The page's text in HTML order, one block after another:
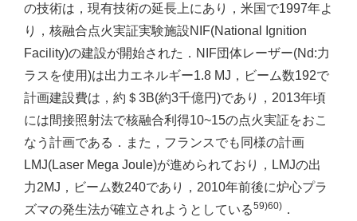
の技術は，現有技術の延長上にあり，米国で1997年よ
り，核融合点火実証実験施設NIF(National Ignition
Facility)の建設が開始された．NIF団体レーザー(Nd:力
ラスを使用)は出力エネルギー1.8 MJ，ビーム数192で
計画建設費は，約＄3B(約3千億円)であり，2013年頃
には間接照射法で核融合利得10~15の点火実証をおこ
なう計画である．また，フランスでも同様の計画
LMJ(Laser Mega Joule)が進められており，LMJの出
力2MJ，ビーム数240であり，2010年前後に炉心プラ
ズマの発生法が確立されようとしている59)60) ．